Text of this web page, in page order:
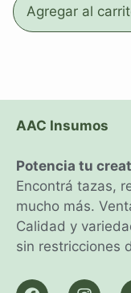
Agregar al
AAC Insumos
Potencia tu
Encontrá tazas,
mucho más.
Calidad y
sin restricciones